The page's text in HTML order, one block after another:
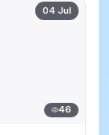
04 Jul
46